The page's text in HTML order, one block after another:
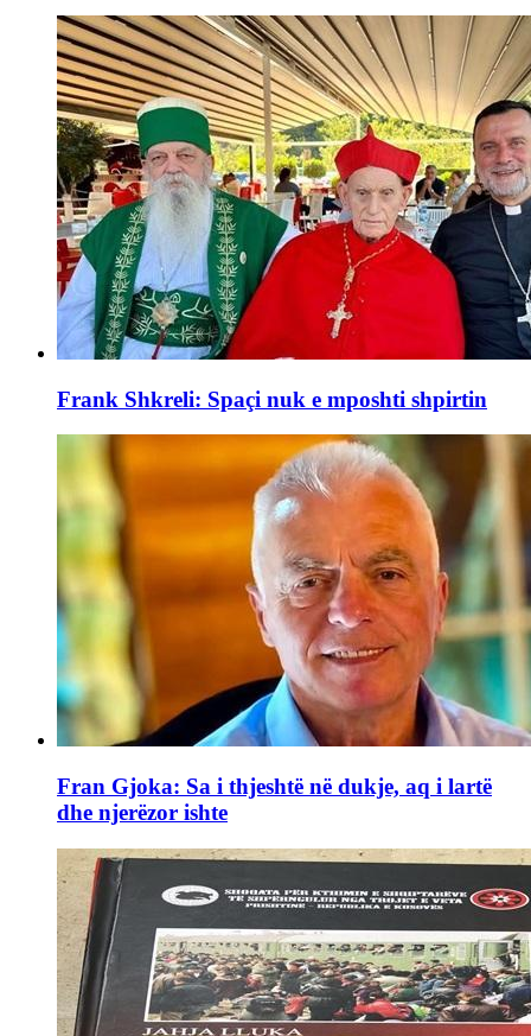
Frank Shkreli: Spaçi nuk e mposhti shpirtin
Fran Gjoka: Sa i thjeshtë në dukje, aq i lartë
dhe njerëzor ishte